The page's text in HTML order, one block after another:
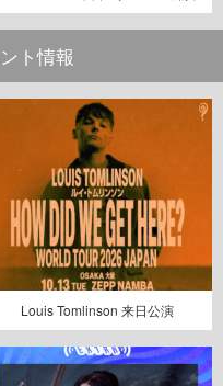
ト情報
Louis Tomlinson 来日公演